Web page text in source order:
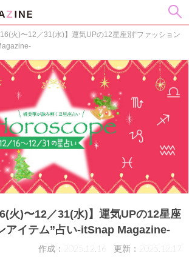
16(火)〜12／31(水)】運気UPの12星座別“ファッション
火)〜12／31(水)】運気UPの12星座
アイテム”占い-itSnap Magazine-
作成：2025.12.16 更新：2025.12.17